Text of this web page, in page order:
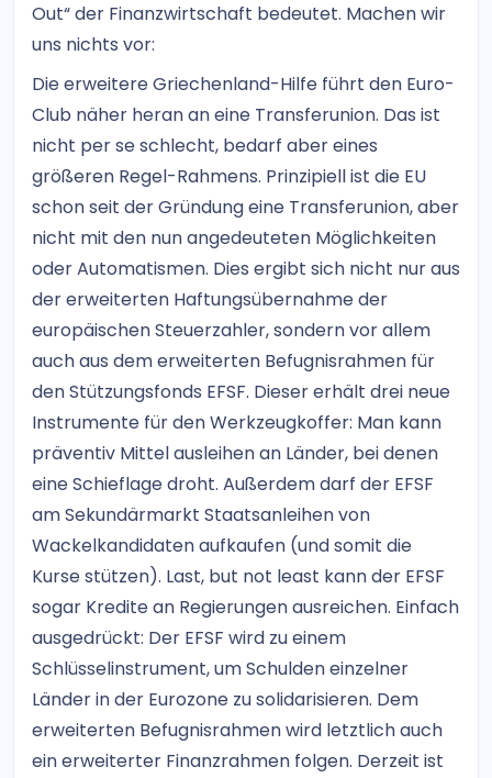
Out“ der Finanzwirtschaft bedeutet. Machen wir
uns nichts vor:
Die erweitere Griechenland-Hilfe führt den Euro-
Club näher heran an eine Transferunion. Das ist
nicht per se schlecht, bedarf aber eines
größeren Regel-Rahmens. Prinzipiell ist die EU
schon seit der Gründung eine Transferunion, aber
nicht mit den nun angedeuteten Möglichkeiten
oder Automatismen. Dies ergibt sich nicht nur aus
der erweiterten Haftungsübernahme der
europäischen Steuerzahler, sondern vor allem
auch aus dem erweiterten Befugnisrahmen für
den Stützungsfonds EFSF. Dieser erhält drei neue
Instrumente für den Werkzeugkoffer: Man kann
präventiv Mittel ausleihen an Länder, bei denen
eine Schieflage droht. Außerdem darf der EFSF
am Sekundärmarkt Staatsanleihen von
Wackelkandidaten aufkaufen (und somit die
Kurse stützen). Last, but not least kann der EFSF
sogar Kredite an Regierungen ausreichen. Einfach
ausgedrückt: Der EFSF wird zu einem
Schlüsselinstrument, um Schulden einzelner
Länder in der Eurozone zu solidarisieren. Dem
erweiterten Befugnisrahmen wird letztlich auch
ein erweiterter Finanzrahmen folgen. Derzeit ist